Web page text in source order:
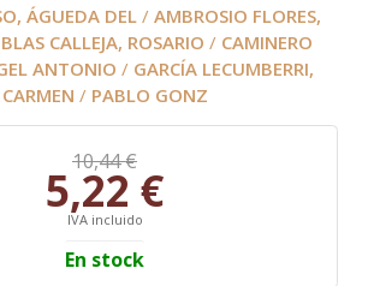
ÁGUEDA DEL/ AMBROSIO FLORES,
CALLEJA, ROSARIO / CAMINERO
ANTONIO / GARCÍA LECUMBERRI,
CARMEN / PABLO GONZ
10,44 €
5,22 €
IVA incluido
En stock